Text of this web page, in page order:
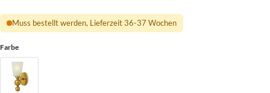
Muss bestellt werden, Lieferzeit 36-37 Wochen
Farbe